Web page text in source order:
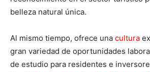
belleza natural única.
Al mismo tiempo, ofrece una cultura
gran variedad de oportunidades
de estudio para residentes e